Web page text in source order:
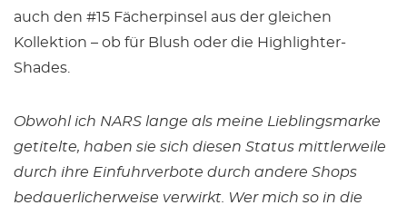
auch den #15 Fächerpinsel aus der gleichen
Kollektion – ob für Blush oder die Highlighter-
Shades.
Obwohl ich NARS lange als meine Lieblingsmarke
getitelte, haben sie sich diesen Status mittlerweile
durch ihre Einfuhrverbote durch andere Shops
bedauerlicherweise verwirkt. Wer mich so in die